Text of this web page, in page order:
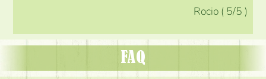
Rocio ( 5/5 )
FAQ